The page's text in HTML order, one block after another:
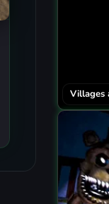
Villages